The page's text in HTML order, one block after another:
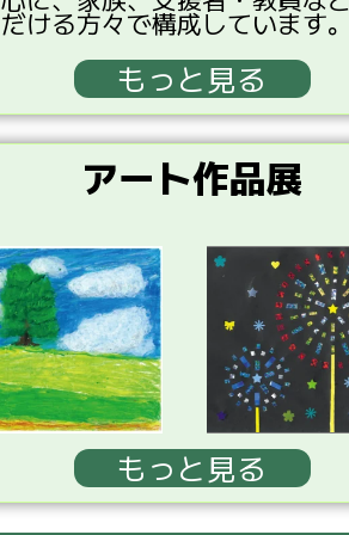
ける方々で構成しています。
もっと見る
アート作品展
もっと見る